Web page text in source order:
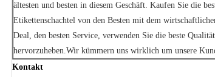
ältesten und besten in diesem Geschäft. Kaufen Sie die
Etikettenschachtel von den Besten mit dem
Deal, den besten Service, verwenden Sie die beste
hervorzuheben.Wir kümmern uns wirklich um unsere
Kontakt